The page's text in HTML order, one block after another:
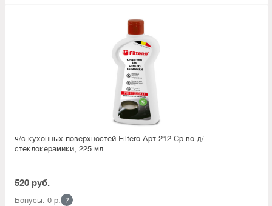
ч/с кухонных поверхностей Filtero Арт.212 Ср-во д/
стеклокерамики, 225 мл.
520 руб.
Бонусы: 0 р. ?